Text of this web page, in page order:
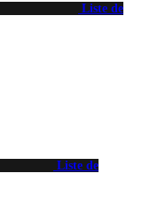
Liste de
Liste de